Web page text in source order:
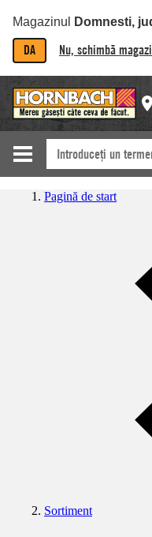
Magazinul Domnesti,
DA Nu, schimbă
Pagină de start
Sortiment